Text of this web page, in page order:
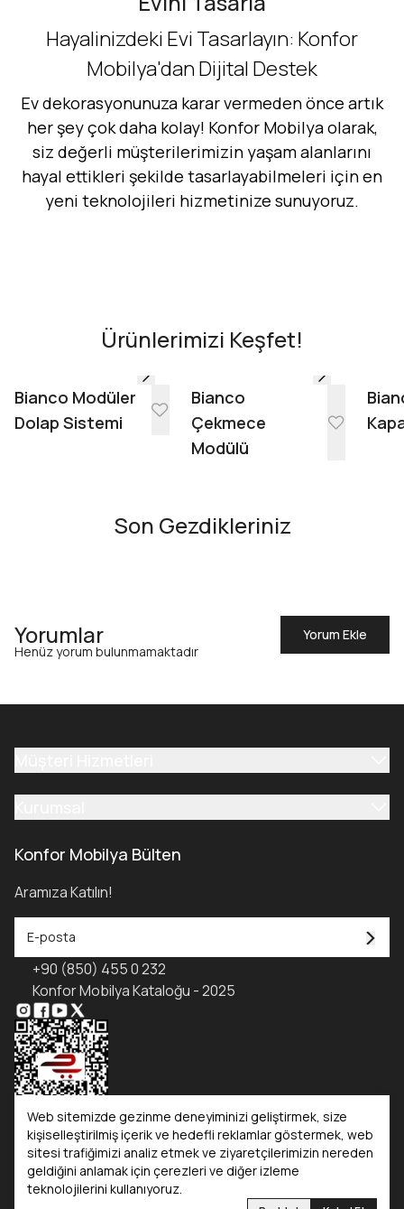
Web sitemizde gezinme deneyiminizi geliştirmek, size
kişiselleştirilmiş içerik ve hedefli reklamlar göstermek, web
sitesi trafiğimizi analiz etmek ve ziyaretçilerimizin nereden
geldiğini anlamak için çerezleri ve diğer izleme
teknolojilerini kullanıyoruz.
Hayalinizdeki Evi Tasarlayın: Konfor
Mobilya'dan Dijital Destek
Ev dekorasyonunuza karar vermeden önce artık
her şey çok daha kolay! Konfor Mobilya olarak,
siz değerli müşterilerimizin yaşam alanlarını
hayal ettikleri şekilde tasarlayabilmeleri için en
yeni teknolojileri hizmetinize sunuyoruz.
Evinde Gör + AR
Ürünlerimizi Keşfet!
Bianco Modüler
Dolap Sistemi
Bianco
Çekmece
Modülü
Son Gezdikleriniz
Yorumlar
Yorum Ekle
Henüz yorum bulunmamaktadır
Kataloglar
Konfor Mobilya Konfor Yatak
Konfor Mobilya Bülten
Aramıza Katılın!
+90 (850) 455 0 232
Konfor Mobilya Kataloğu - 2025